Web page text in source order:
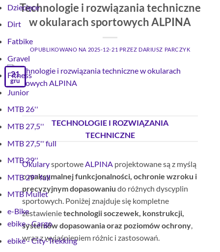
Dziecięce
Dirt
Fatbike
Gravel
Fitness
Junior
MTB 26''
MTB 27,5''
MTB 27,5'' full
MTB 29''
MTB 29'' full
MTB Mullet
e-Bike
ebike - Cargo
ebike - City-Trekking
Technologie i rozwiązania techniczne
w okularach sportowych ALPINA
OPUBLIKOWANO NA 2025-12-21 PRZEZ DARIUSZ PARCZYK
21
gru
TECHNOLOGIE I ROZWIĄZANIA
TECHNICZNE
Okularysportowe ALPINA projektowane są z myślą
omaksymalnej funkcjonalności, ochronie wzroku i
precyzyjnym dopasowaniu do różnych dyscyplin
sportowych. Poniżej znajduje się kompletne
zestawienietechnologii soczewek, konstrukcji,
systemów dopasowania oraz poziomów ochrony
wraz z wyjaśnieniem różnic i zastosowań.